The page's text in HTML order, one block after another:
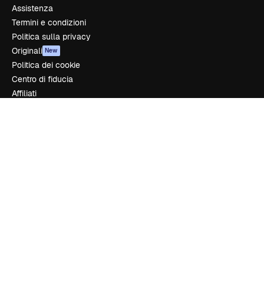
Assistenza
Termini e condizioni
Politica sulla privacy
Originali New
Politica dei cookie
Centro di fiducia
Affiliati